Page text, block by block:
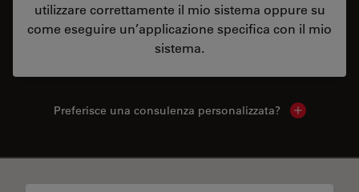
utilizzare correttamente il mio sistema oppure su
come eseguire un’applicazione specifica con il mio
sistema.
Preferisce una consulenza personalizzata? Show local